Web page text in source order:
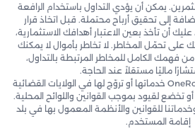
يمكن أن يؤدي التداول باستخدام الرافعة
إلى تحقيق أرباح محتملة. قبل اتخاذ قرار
أن تأخذ بعين الاعتبار أهدافك الاستثمارية،
تحمّل المخاطر. لا تخاطر بأموال لا يمكنك
فهمك الكامل للمخاطر المرتبطة بالتداول،
ماليًا مستقلاً عند الحاجة.
القيود الإقليمية: لا تقدم OneRoyal خدماتها أو تروّج لها في الولايات القضائية
تخضع لقيود بموجب القوانين واللوائح المحلية.
للقوانين والأنظمة المعمول بها في بلد
إقامة المستخدم.